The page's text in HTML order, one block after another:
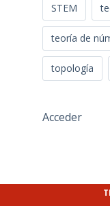
STEM
teoría de
topología
Acceder